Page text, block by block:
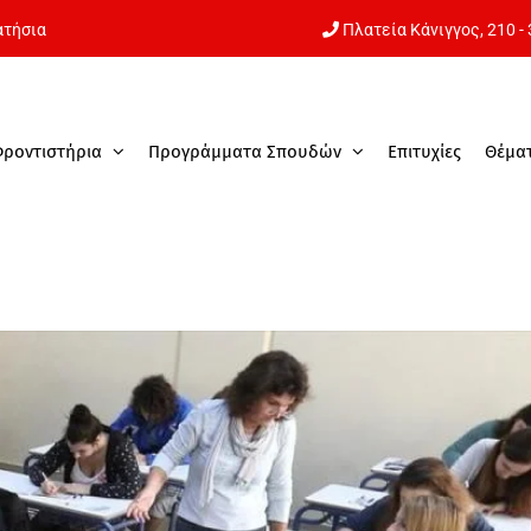
Πλατεία Κάνιγγος,210 -
Προγράμματα Σπουδών Επιτυχίες